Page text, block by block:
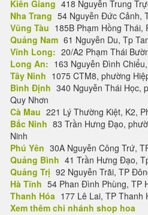
Kiên Giang 418 Nguyễn Trung
Nha Trang 54 Nguyễn Đức Cảnh,
Vũng Tàu 185B Phạm Hồng Thái,
Quảng Nam 61 Nguyễn Du, Tp
Vĩnh Long: 20/A2 Phạm Thái
Long An: 163 Nguyễn Đình
Tây Ninh 1075 CTM8, phường
Bình Định 340 Nguyễn Thái Học,
Quy Nhơn
Cà Mau 221 Lý Thường Kiệt, K2,
Bắc Ninh 83 Trần Hưng Đạo,
Ninh
Phú Yên 30A Nguyễn Công Trứ,
Quảng Bình 41 Trần Hưng Đạo,
Quảng Trị 92 Nguyễn Trãi, TP
Hà Tĩnh 54 Phan Đình Phùng, TP
Thanh Hóa 177 Lê Lai, TP Thanh
Xem thêm chi nhánh shop hoa